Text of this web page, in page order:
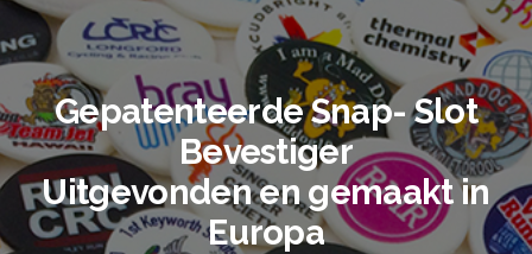
Gepatenteerde Snap- Slot
Bevestiger
Uitgevonden en gemaakt in
Europa